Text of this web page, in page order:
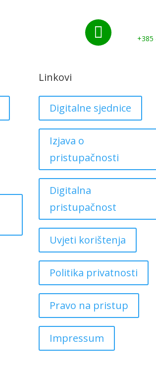
 +385
Linkovi
Digitalne sjednice
Izjava o
pristupačnosti
Digitalna
pristupačnost
Uvjeti korištenja
Politika privatnosti
Pravo na pristup
Impressum